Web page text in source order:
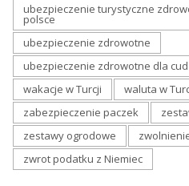
ubezpieczenie turystyczne
polsce
ubezpieczenie zdrowotne
ubezpieczenie zdrowotne dla
wakacje w Turcji
waluta w
zabezpieczenie paczek
zestawy ogrodowe
zwrot podatku z Niemiec